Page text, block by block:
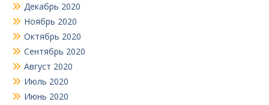
Декабрь 2020
Ноябрь 2020
Октябрь 2020
Сентябрь 2020
Август 2020
Июль 2020
Июнь 2020